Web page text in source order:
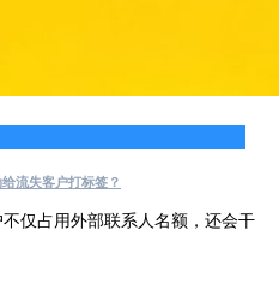
流失客户打标签？
仅占用外部联系人名额，还会干